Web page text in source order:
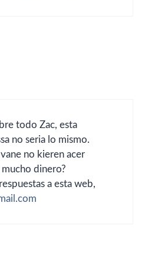
todo Zac, esta
no seria lo mismo.
no kieren acer
dinero?
a esta web,